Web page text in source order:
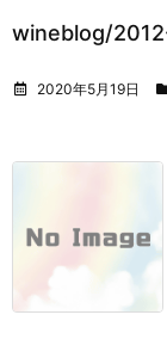
wineblog/
2020年5月19日